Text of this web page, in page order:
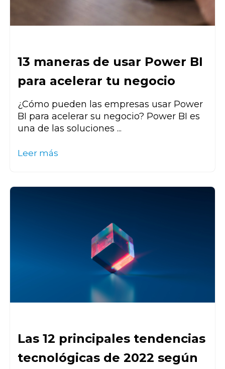
13 maneras de usar Power BI
para acelerar tu negocio
¿Cómo pueden las empresas usar Power
BI para acelerar su negocio? Power BI es
una de las soluciones ...
Leer más
Las 12 principales tendencias
tecnológicas de 2022 según